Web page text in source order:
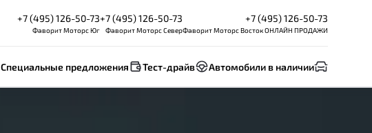
+7 (495) 126-50-73
Фаворит Моторс Юг
+7 (495) 126-50-73
Фаворит Моторс Север
+7 (495) 126-50-73
Фаворит Моторс Восток ОНЛАЙН ПРОДАЖИ
Специальные предложения Тест-драйв Автомобили в наличии